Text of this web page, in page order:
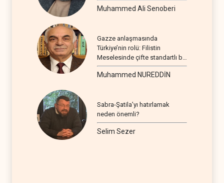
Muhammed Ali Senoberi
Gazze anlaşmasında
Türkiye’nin rolü: Filistin
Meselesinde çifte standartlı bir
seyir
Muhammed NUREDDİN
Sabra-Şatila’yı hatırlamak
neden önemli?
Selim Sezer